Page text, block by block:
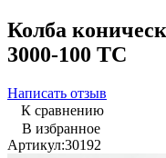
Колба
3000-100 ТС
Написать отзыв
К сравнению
В избранное
Артикул:30192